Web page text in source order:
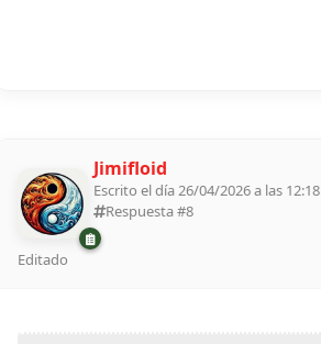
Jimifloid
Escrito el día 26/04/2026 a las 12:18
Respuesta #8
Editado